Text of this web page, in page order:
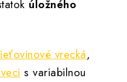
úložného
vrecká,
s variabilnou